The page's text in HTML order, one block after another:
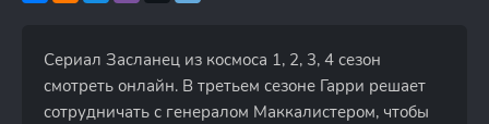
Сериал Засланец из космоса 1, 2, 3, 4 сезон
смотреть онлайн. В третьем сезоне Гарри решает
сотрудничать с генералом Маккалистером, чтобы